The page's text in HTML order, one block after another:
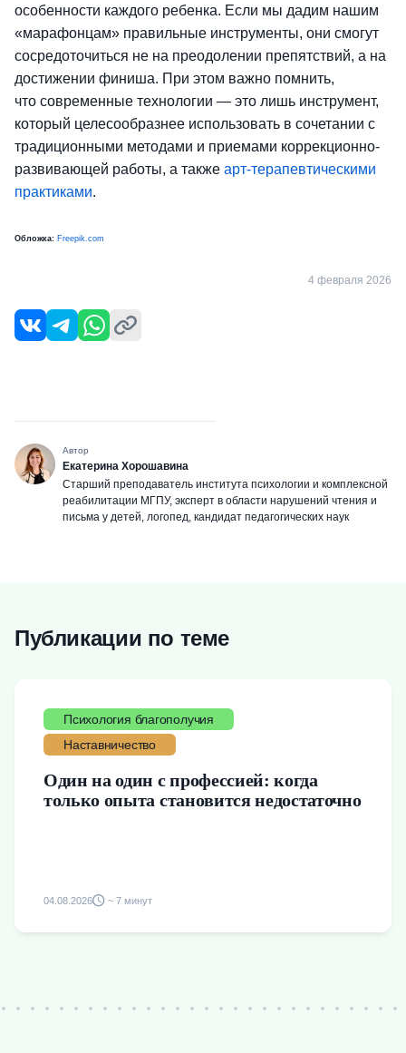
особенности каждого ребенка. Если мы дадим нашим
«марафонцам» правильные инструменты, они смогут
сосредоточиться не на преодолении препятствий, а на
достижении финиша. При этом важно помнить,
что современные технологии — это лишь инструмент,
который целесообразнее использовать в сочетании с
традиционными методами и приемами коррекционно-
развивающей работы, а также арт-терапевтическими
практиками.
Обложка: Freepik.com
4 февраля 2026
Автор
Екатерина Хорошавина
Старший преподаватель института психологии и комплексной
реабилитации МГПУ, эксперт в области нарушений чтения и
письма у детей, логопед, кандидат педагогических наук
Публикации по теме
Психология благополучия
Наставничество
Один на один с профессией: когда
только опыта становится недостаточно
04.08.2026 ~ 7 минут